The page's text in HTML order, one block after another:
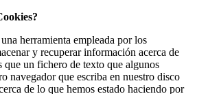
herramienta empleada por los
y recuperar información acerca de
que un fichero de texto que algunos
navegador que escriba en nuestro disco
de lo que hemos estado haciendo por